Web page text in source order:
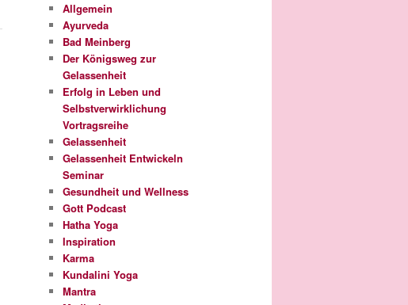
Allgemein
Ayurveda
Bad Meinberg
Der Königsweg zur
Gelassenheit
Erfolg in Leben und
Selbstverwirklichung
Vortragsreihe
Gelassenheit
Gelassenheit Entwickeln
Seminar
Gesundheit und Wellness
Gott Podcast
Hatha Yoga
Inspiration
Karma
Kundalini Yoga
Mantra